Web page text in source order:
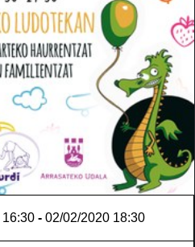
16:30 - 02/02/2020 18:30